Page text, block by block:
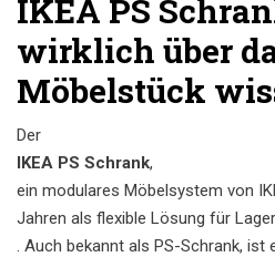
IKEA PS
wirklich über
Möbelstück
Der
IKEA PS Schrank,
ein modulares Möbelsystem von
Jahren als flexible Lösung für
. Auch bekannt als PS-Schrank, ist